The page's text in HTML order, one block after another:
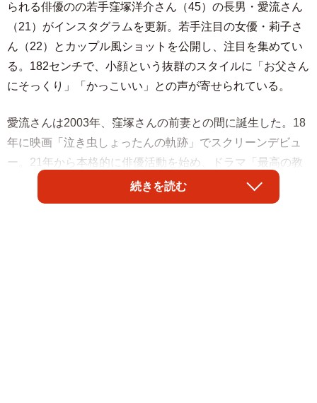
られる俳優のの若手窪塚洋介さん（45）の長男・愛流さん
（21）がインスタグラムを更新。若手注目の女優・莉子さ
ん（22）とカップル風ショットを公開し、注目を集めてい
る。182センチで、小顔という抜群のスタイルに「お父さん
にそっくり」「かっこいい」との声が寄せられている。
愛流さんは2003年、窪塚さんの前妻との間に誕生した。18
年に映画「泣き虫しょったんの軌跡」でスクリーンデビュ
ー。21年から本格的に俳優活動を始め、ドラマ「最高の教
師1年後、私は生徒に■された」などに出演。今年5月には初
めて主演を務めた映画「ハピネス」で、瑞々しい存在感を
続きを読む